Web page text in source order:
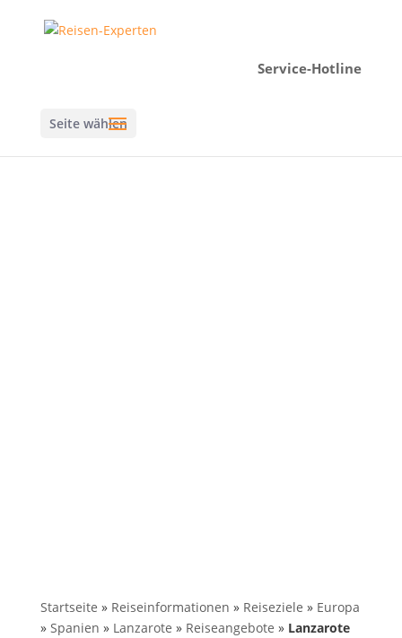
Service-Hotline
Seite wählen
Startseite » Reiseinformationen » Reiseziele » Europa
» Spanien » Lanzarote » Reiseangebote » Lanzarote